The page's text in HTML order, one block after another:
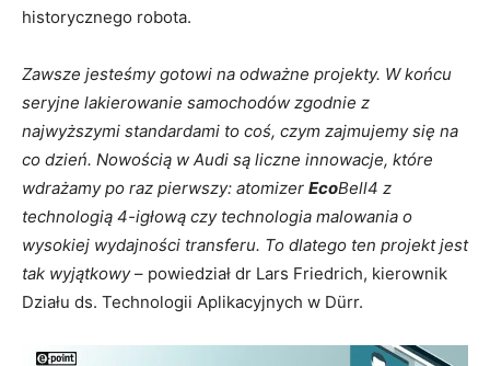
historycznego robota.
Zawsze jesteśmy gotowi na odważne projekty. W końcu
seryjne lakierowanie samochodów zgodnie z
najwyższymi standardami to coś, czym zajmujemy się na
co dzień. Nowością w Audi są liczne innowacje, które
wdrażamy po raz pierwszy: atomizer EcoBell4 z
technologią 4-igłową czy technologia malowania o
wysokiej wydajności transferu. To dlatego ten projekt jest
tak wyjątkowy– powiedział dr Lars Friedrich, kierownik
Działu ds. Technologii Aplikacyjnych w Dürr.